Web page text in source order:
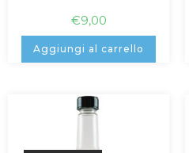
€9,00
Aggiungi al carrello